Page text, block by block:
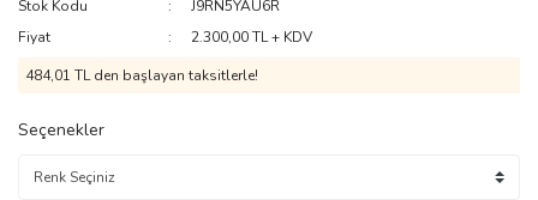
Stok Kodu
J9RN5YAU6R
Fiyat
2.300,00 TL + KDV
484,01 TL den başlayan taksitlerle!
Seçenekler